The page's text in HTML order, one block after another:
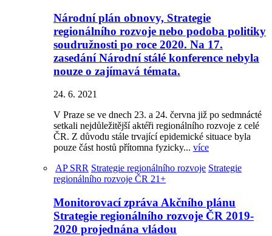
Národní plán obnovy, Strategie
regionálního rozvoje nebo podoba politiky
soudružnosti po roce 2020. Na 17.
zasedání Národní stálé konference nebyla
nouze o zajímavá témata.
24. 6. 2021
V Praze se ve dnech 23. a 24. června již po sedmnácté
setkali nejdůležitější aktéři regionálního rozvoje z celé
ČR. Z důvodu stále trvající epidemické situace byla
pouze část hostů přítomna fyzicky... více
AP SRR Strategie regionálního rozvoje Strategie
regionálního rozvoje ČR 21+
Monitorovací zpráva Akčního plánu
Strategie regionálního rozvoje ČR 2019-
2020 projednána vládou